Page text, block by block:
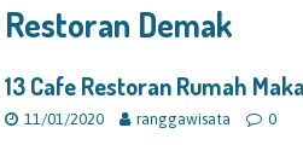
Restoran Demak
13 Cafe Restoran Rumah
11/01/2020 ranggawisata 0